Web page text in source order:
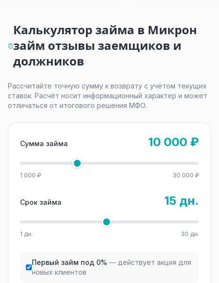
Калькулятор займа в Микрон
займ отзывы заемщиков и
должников
Рассчитайте точную сумму к возврату с учётом текущих
ставок. Расчёт носит информационный характер и может
отличаться от итогового решения МФО.
Сумма займа 10 000 ₽
1 000 ₽ 30 000 ₽
Срок займа 15 дн.
1 дн. 30 дн.
Первый займ под 0% — действует акция для
новых клиентов